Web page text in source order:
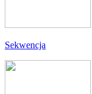
Sekwencja